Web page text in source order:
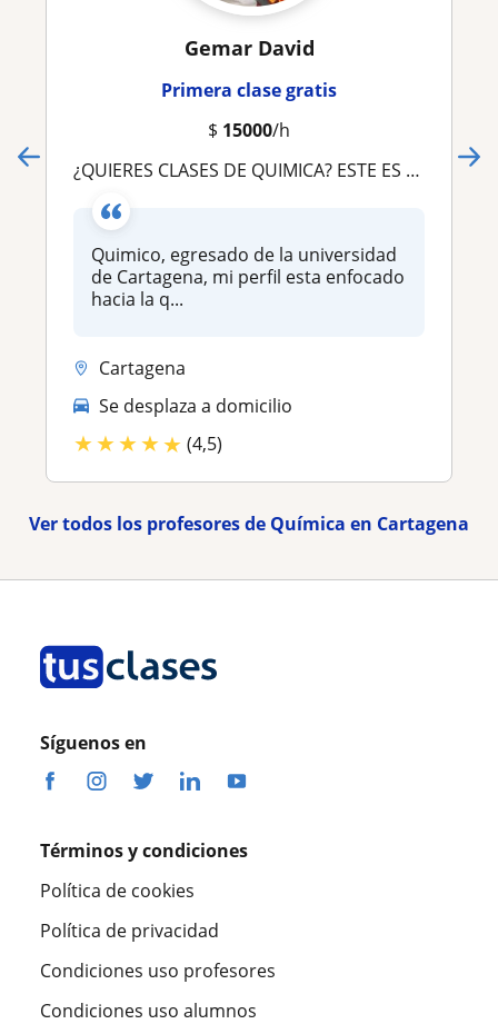
Gemar David
Primera clase gratis
$ 15000/h
¿QUIERES CLASES DE QUIMICA? ESTE ES EL LUGAR INDICADO
Quimico, egresado de la universidad
de Cartagena, mi perfil esta enfocado
hacia la q...
Cartagena
Se desplaza a domicilio
★★★★★ (4,5)
Ver todos los profesores de Química en Cartagena
Síguenos en
Términos y condiciones
Política de cookies
Política de privacidad
Condiciones uso profesores
Condiciones uso alumnos